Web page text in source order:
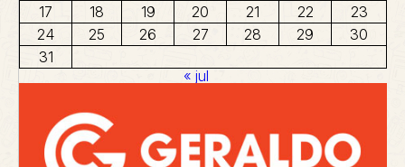
17
18 19 20 21 22
23
24
25 26 27 28 29
30
31
« jul